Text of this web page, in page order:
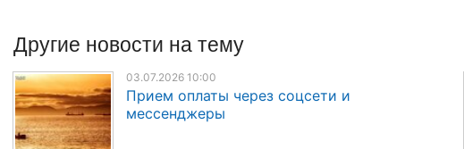
Другие новости на тему
03.07.2026 10:00
Прием оплаты через соцсети и
мессенджеры